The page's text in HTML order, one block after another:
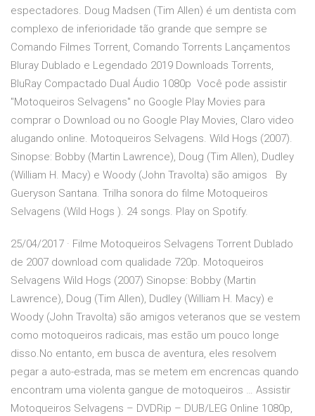
espectadores. Doug Madsen (Tim Allen) é um dentista com
complexo de inferioridade tão grande que sempre se
Comando Filmes Torrent, Comando Torrents Lançamentos
Bluray Dublado e Legendado 2019 Downloads Torrents,
BluRay Compactado Dual Áudio 1080p Você pode assistir
"Motoqueiros Selvagens" no Google Play Movies para
comprar o Download ou no Google Play Movies, Claro video
alugando online. Motoqueiros Selvagens. Wild Hogs (2007).
Sinopse: Bobby (Martin Lawrence), Doug (Tim Allen), Dudley
(William H. Macy) e Woody (John Travolta) são amigos By
Gueryson Santana. Trilha sonora do filme Motoqueiros
Selvagens (Wild Hogs ). 24 songs. Play on Spotify.
25/04/2017 · Filme Motoqueiros Selvagens Torrent Dublado
de 2007 download com qualidade 720p. Motoqueiros
Selvagens Wild Hogs (2007) Sinopse: Bobby (Martin
Lawrence), Doug (Tim Allen), Dudley (William H. Macy) e
Woody (John Travolta) são amigos veteranos que se vestem
como motoqueiros radicais, mas estão um pouco longe
disso.No entanto, em busca de aventura, eles resolvem
pegar a auto-estrada, mas se metem em encrencas quando
encontram uma violenta gangue de motoqueiros … Assistir
Motoqueiros Selvagens – DVDRip – DUB/LEG Online 1080p,